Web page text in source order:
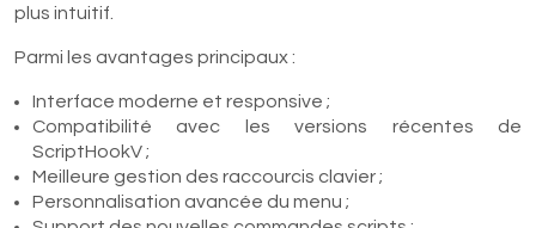
plus intuitif.
Parmi les avantages principaux :
Interface moderne et responsive ;
Compatibilité avec les versions récentes de
ScriptHookV ;
Meilleure gestion des raccourcis clavier ;
Personnalisation avancée du menu ;